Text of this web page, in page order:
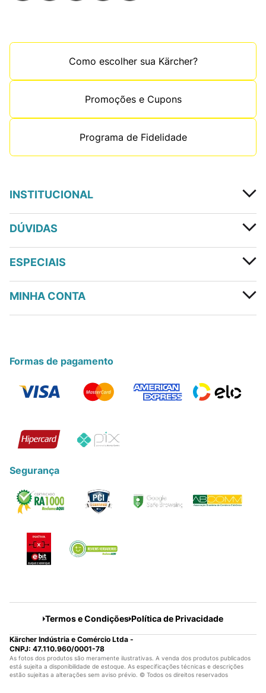
Como escolher sua Kärcher?
Promoções e Cupons
Programa de Fidelidade
INSTITUCIONAL
DÚVIDAS
ESPECIAIS
MINHA CONTA
Formas de pagamento
Segurança
Termos e Condições Política de Privacidade
Kärcher Indústria e Comércio Ltda -
CNPJ: 47.110.960/0001-78
As fotos dos produtos são meramente ilustrativas. A venda dos produtos publicados
está sujeita a disponibilidade de estoque. As especificações técnicas e descrições
estão sujeitas a alterações sem aviso prévio. © Todos os direitos reservados